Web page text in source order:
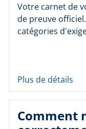
Votre carnet de
de preuve
catégories
Plus de détails
Comment